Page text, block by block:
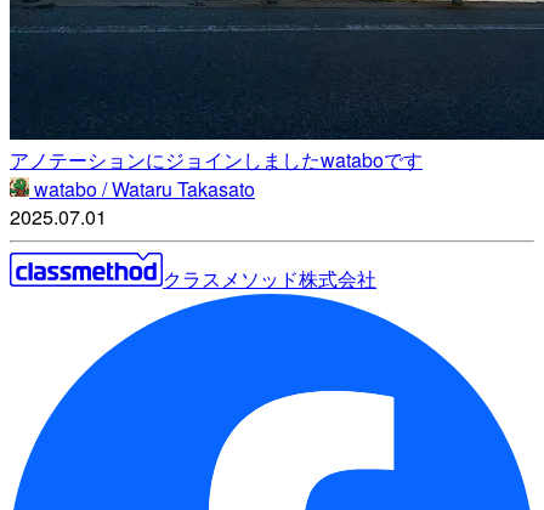
アノテーションにジョインしましたwataboです
watabo / Wataru Takasato
2025.07.01
クラスメソッド株式会社